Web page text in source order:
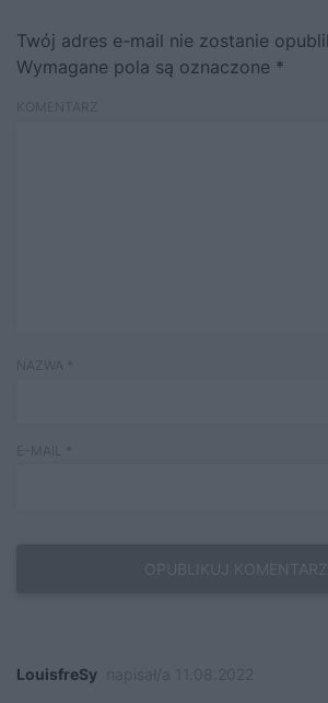
Twój adres e-mail nie zostanie
Wymagane pola są oznaczone *
LouisfreSy